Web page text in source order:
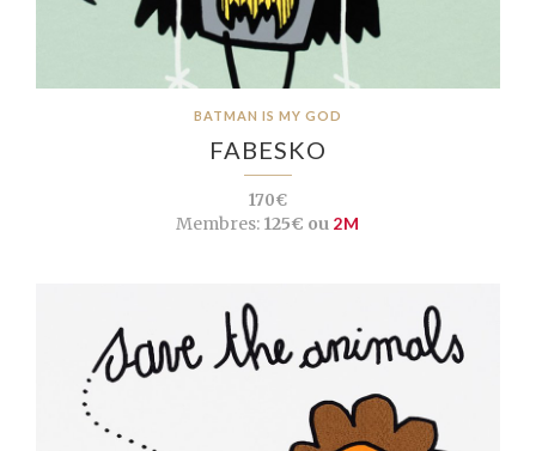
BATMAN IS MY GOD
FABESKO
170€
Membres: 125€ ou 2M